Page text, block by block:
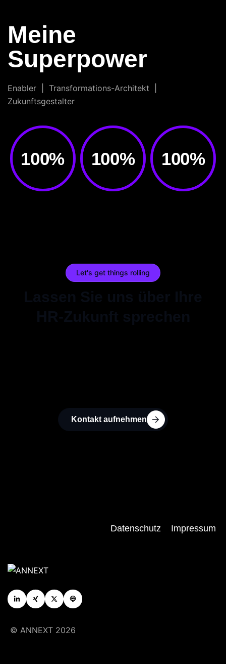
Meine
Superpower
Enabler | Transformations-Architekt |
Zukunftsgestalter
100% 100% 100%
Let's get things rolling
Kontakt aufnehmen
Datenschutz Impressum
© ANNEXT 2026